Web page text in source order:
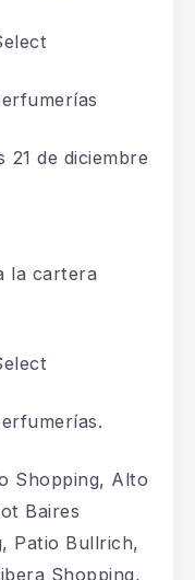
21 de diciembre
la cartera
Shopping, Alto
Baires
Patio Bullrich,
Shopping,